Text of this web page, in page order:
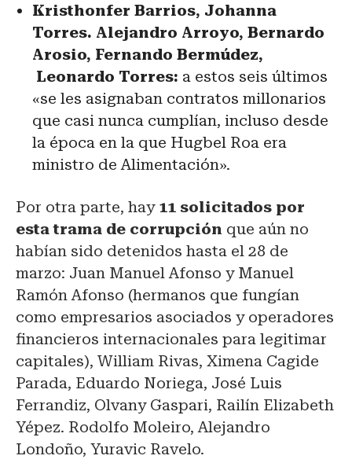
Kristhonfer Barrios, Johanna
Torres. Alejandro Arroyo, Bernardo
Arosio, Fernando Bermúdez,
Leonardo Torres: a estos seis últimos
«se les asignaban contratos millonarios
que casi nunca cumplían, incluso desde
la época en la que Hugbel Roa era
ministro de Alimentación».
Por otra parte, hay 11 solicitados por
esta trama de corrupción que aún no
habían sido detenidos hasta el 28 de
marzo: Juan Manuel Afonso y Manuel
Ramón Afonso (hermanos que fungían
como empresarios asociados y operadores
financieros internacionales para legitimar
capitales), William Rivas, Ximena Cagide
Parada, Eduardo Noriega, José Luis
Ferrandiz, Olvany Gaspari, Railín Elizabeth
Yépez. Rodolfo Moleiro, Alejandro
Londoño, Yuravic Ravelo.